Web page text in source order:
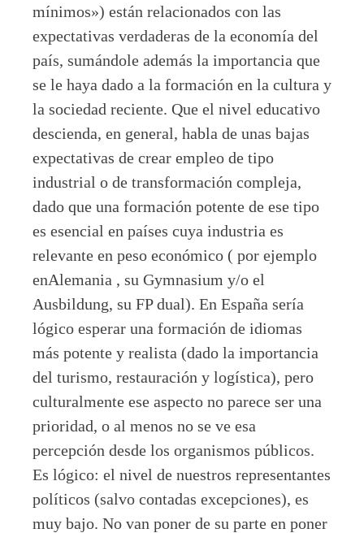
mínimos») están relacionados con las
expectativas verdaderas de la economía del
país, sumándole además la importancia que
se le haya dado a la formación en la cultura y
la sociedad reciente. Que el nivel educativo
descienda, en general, habla de unas bajas
expectativas de crear empleo de tipo
industrial o de transformación compleja,
dado que una formación potente de ese tipo
es esencial en países cuya industria es
relevante en peso económico ( por ejemplo
enAlemania , su Gymnasium y/o el
Ausbildung, su FP dual). En España sería
lógico esperar una formación de idiomas
más potente y realista (dado la importancia
del turismo, restauración y logística), pero
culturalmente ese aspecto no parece ser una
prioridad, o al menos no se ve esa
percepción desde los organismos públicos.
Es lógico: el nivel de nuestros representantes
políticos (salvo contadas excepciones), es
muy bajo. No van poner de su parte en poner